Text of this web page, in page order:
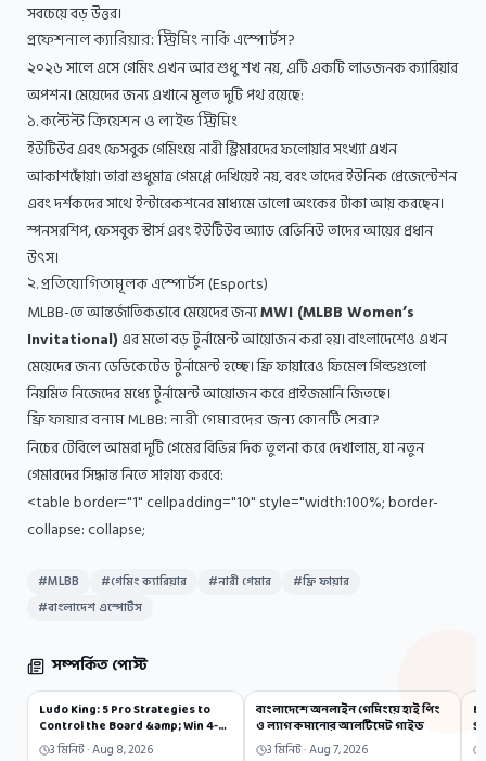
সবচেয়ে বড় উত্তর।
প্রফেশনাল ক্যারিয়ার: স্ট্রিমিং নাকি এস্পোর্টস?
২০২৬ সালে এসে গেমিং এখন আর শুধু শখ নয়, এটি একটি লাভজনক ক্যারিয়ার
অপশন। মেয়েদের জন্য এখানে মূলত দুটি পথ রয়েছে:
১. কন্টেন্ট ক্রিয়েশন ও লাইভ স্ট্রিমিং
ইউটিউব এবং ফেসবুক গেমিংয়ে নারী স্ট্রিমারদের ফলোয়ার সংখ্যা এখন
আকাশছোঁয়া। তারা শুধুমাত্র গেমপ্লে দেখিয়েই নয়, বরং তাদের ইউনিক প্রেজেন্টেশন
এবং দর্শকদের সাথে ইন্টারেকশনের মাধ্যমে ভালো অংকের টাকা আয় করছেন।
স্পনসরশিপ, ফেসবুক স্টার্স এবং ইউটিউব অ্যাড রেভিনিউ তাদের আয়ের প্রধান
উৎস।
২. প্রতিযোগিতামূলক এস্পোর্টস (Esports)
MLBB-তে আন্তর্জাতিকভাবে মেয়েদের জন্যMWI (MLBB Women’s
Invitational) এর মতো বড় টুর্নামেন্ট আয়োজন করা হয়। বাংলাদেশেও এখন
মেয়েদের জন্য ডেডিকেটেড টুর্নামেন্ট হচ্ছে। ফ্রি ফায়ারেও ফিমেল গিল্ডগুলো
নিয়মিত নিজেদের মধ্যে টুর্নামেন্ট আয়োজন করে প্রাইজমানি জিতছে।
ফ্রি ফায়ার বনাম MLBB: নারী গেমারদের জন্য কোনটি সেরা?
নিচের টেবিলে আমরা দুটি গেমের বিভিন্ন দিক তুলনা করে দেখালাম, যা নতুন
গেমারদের সিদ্ধান্ত নিতে সাহায্য করবে:
<table border="1" cellpadding="10" style="width:100%; border-
collapse: collapse;
#MLBB #গেমিং ক্যারিয়ার #নারী গেমার #ফ্রি ফায়ার
#বাংলাদেশ এস্পোর্টস
সম্পর্কিত পোস্ট
Ludo King: 5 Pro Strategies to
Control the Board &amp; Win 4-
Player Matches
3মিনিট ·Aug 8, 2026
বাংলাদেশে অনলাইন গেমিংয়ে হাই পিং
ও ল্যাগ কমানোর আলটিমেট গাইড
3মিনিট ·Aug 7, 2026